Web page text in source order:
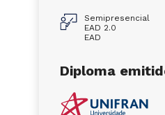
Semipresencial
EAD 2.0
EAD
Diploma